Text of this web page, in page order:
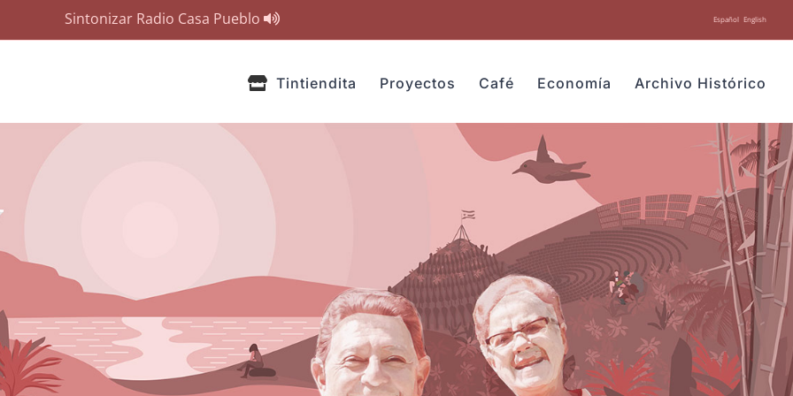
Sintonizar Radio Casa Pueblo Español English
Tintiendita Proyectos Café Economía Archivo Histórico